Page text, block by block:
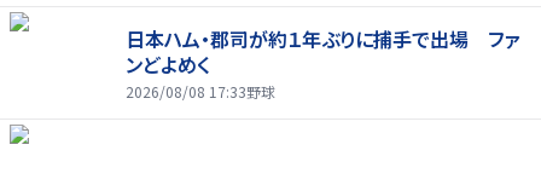
日本ハム・郡司が約１年ぶりに捕手で出場 ファ
ンどよめく
2026/08/08 17:33野球